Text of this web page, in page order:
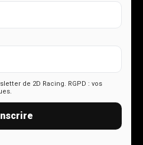
de 2D Racing. RGPD : vos